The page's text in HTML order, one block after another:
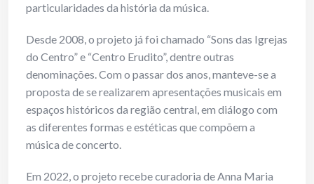
particularidades da história da música.
Desde 2008, o projeto já foi chamado “Sons das Igrejas
do Centro” e “Centro Erudito”, dentre outras
denominações. Com o passar dos anos, manteve-se a
proposta de se realizarem apresentações musicais em
espaços históricos da região central, em diálogo com
as diferentes formas e estéticas que compõem a
música de concerto.
Em 2022, o projeto recebe curadoria de Anna Maria